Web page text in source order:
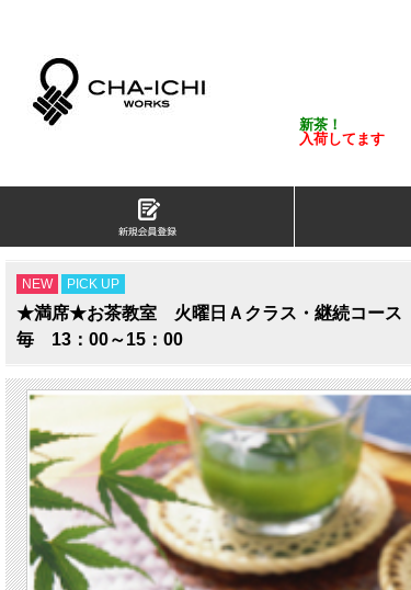
新茶！
入荷してます
NEW PICK UP
★満席★お茶教室 火曜日Ａクラス・継続コース
毎 13：00～15：00